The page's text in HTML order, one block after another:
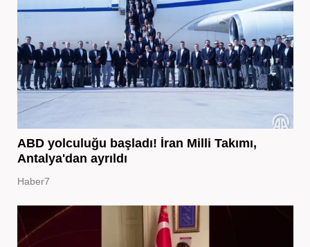
ABD yolculuğu başladı! İran Milli Takımı,
Antalya'dan ayrıldı
Haber7